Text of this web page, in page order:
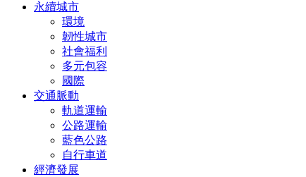
永續城市
環境
韌性城市
社會福利
多元包容
國際
交通脈動
軌道運輸
公路運輸
藍色公路
自行車道
經濟發展